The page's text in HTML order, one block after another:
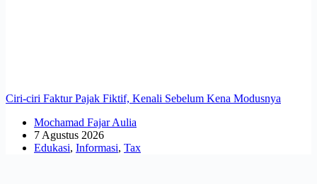
Ciri-ciri Faktur Pajak Fiktif, Kenali Sebelum Kena Modusnya
Mochamad Fajar Aulia
7 Agustus 2026
Edukasi, Informasi, Tax